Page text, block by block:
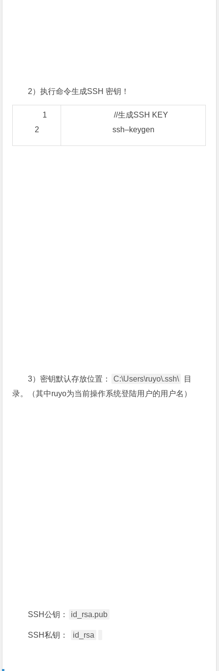
2）执行命令生成SSH 密钥！
1
2
//生成SSH KEY
ssh–keygen
3）密钥默认存放位置： C:\Users\ruyo\.ssh\
目
录。（其中ruyo为当前操作系统登陆用户的用户名）
SSH公钥： id_rsa.pub
SSH私钥： id_rsa